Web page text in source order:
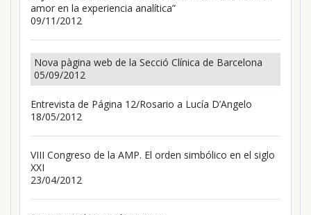
amor en la experiencia analítica”
09/11/2012
Nova pàgina web de la Secció Clínica de Barcelona
05/09/2012
Entrevista de Página 12/Rosario a Lucía D’Angelo
18/05/2012
VIII Congreso de la AMP. El orden simbólico en el siglo
XXI
23/04/2012